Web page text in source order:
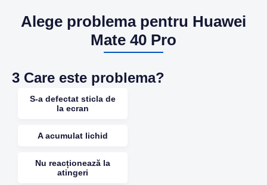
Alege problema pentru Huawei
Mate 40 Pro
3 Care este problema?
S-a defectat sticla de
la ecran
A acumulat lichid
Nu reacționează la
atingeri